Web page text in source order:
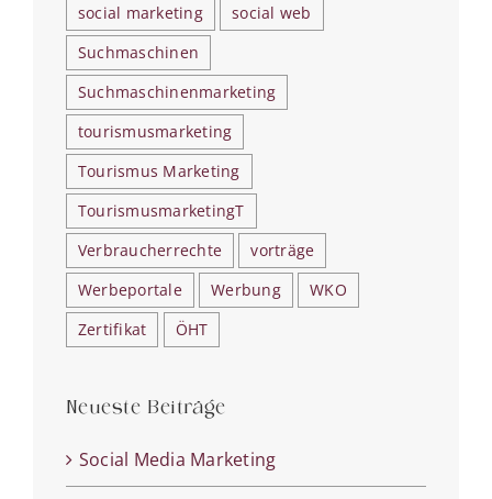
social marketing
social web
Suchmaschinen
Suchmaschinenmarketing
tourismusmarketing
Tourismus Marketing
TourismusmarketingT
Verbraucherrechte
vorträge
Werbeportale
Werbung
WKO
Zertifikat
ÖHT
Neueste Beiträge
Social Media Marketing